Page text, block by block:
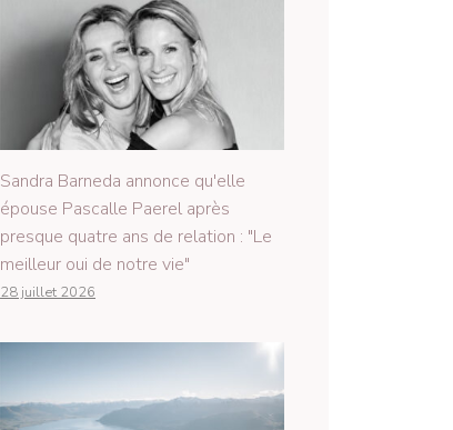
Sandra Barneda annonce qu'elle
épouse Pascalle Paerel après
presque quatre ans de relation : "Le
meilleur oui de notre vie"
28 juillet 2026